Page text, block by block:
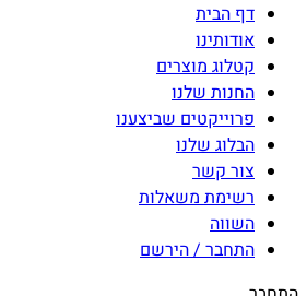
דף הבית
אודותינו
קטלוג מוצרים
החנות שלנו
פרוייקטים שביצענו
הבלוג שלנו
צור קשר
רשימת משאלות
השווה
התחבר / הירשם